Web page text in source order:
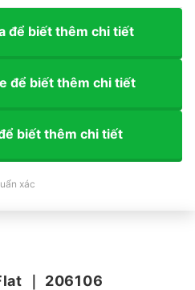
để biết thêm chi tiết
để biết thêm chi tiết
biết thêm chi tiết
xác
｜ 206106